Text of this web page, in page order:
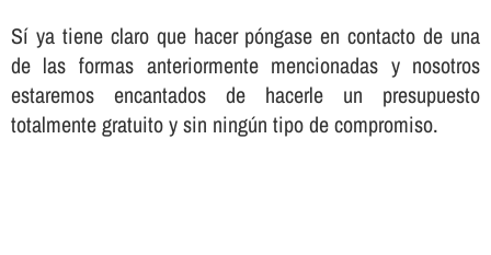
Sí ya tiene claro que hacer póngase en contacto de una
de las formas anteriormente mencionadas y nosotros
estaremos encantados de hacerle un presupuesto
totalmente gratuito y sin ningún tipo de compromiso.